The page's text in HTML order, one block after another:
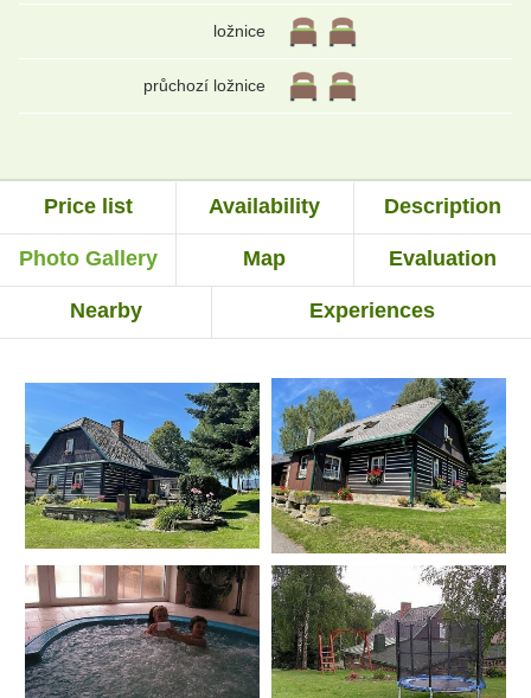
ložnice
průchozí ložnice
Price list Availability Description
Photo Gallery Map Evaluation
Nearby Experiences